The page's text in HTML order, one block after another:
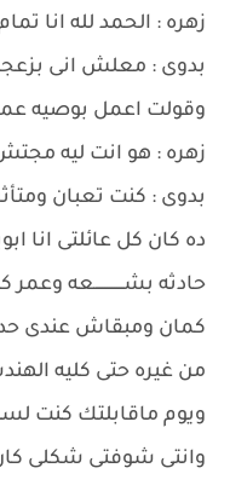
زهره : الحمد لله انا
بدوى : معلش انى
وقولت اعمل بوصيه
زهره : هو انت ليه
بدوى : كنت تعبان
ده كان كل عائلتى انا
حادثه بشــــــــــــعه
كمان ومبقاش عندى
من غيره حتى كليه
ويوم ماقابلتك كنت
وانتى شوفتى شكلى